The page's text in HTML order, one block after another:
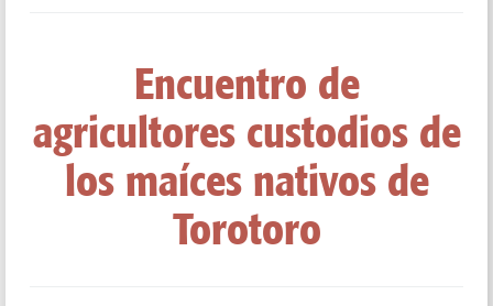
Encuentro de
agricultores custodios de
los maíces nativos de
Torotoro